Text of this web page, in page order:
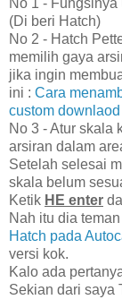
No 1 -
(Di beri Hatch)
No 2 - Hatch
memilih gaya
jika ingin
ini : Cara
custom downlaod
No 3 - Atur skala
arsiran dalam
Setelah selesai
skala belum
Ketik HE enter
Nah itu dia
Hatch pada
versi kok.
Kalo ada
Sekian dari saya